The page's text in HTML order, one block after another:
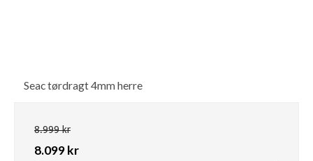
Seac tørdragt 4mm herre
8.999 kr
8.099 kr